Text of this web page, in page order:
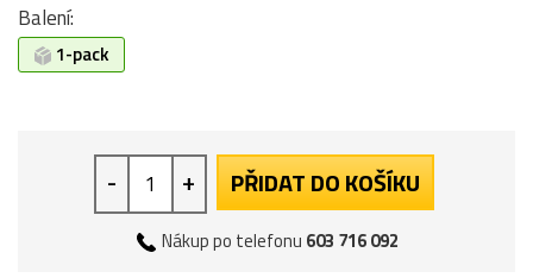
Balení:
1-pack
- + PŘIDAT DO KOŠÍKU
Nákup po telefonu 603 716 092